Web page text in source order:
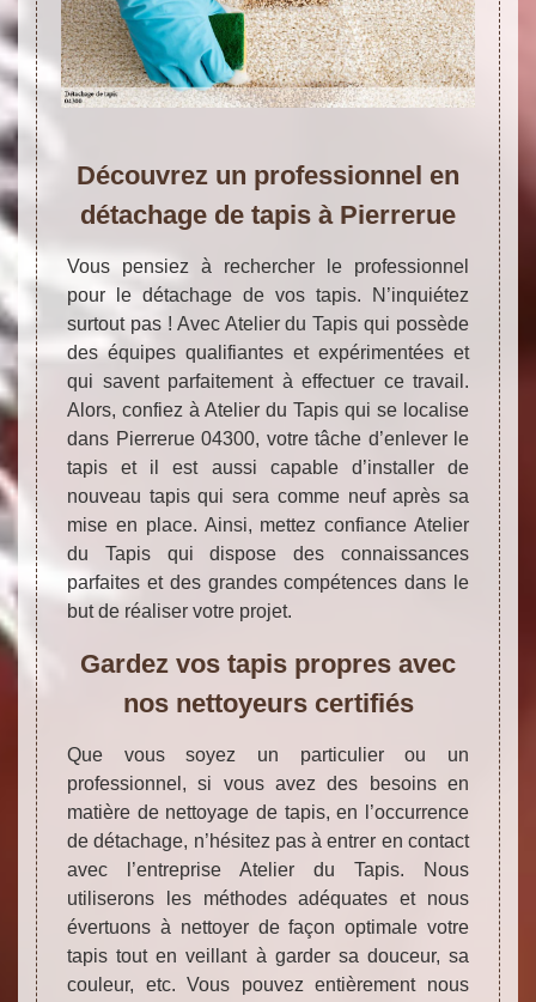
Découvrez un professionnel en
détachage de tapis à Pierrerue
Vous pensiez à rechercher le professionnel
pour le détachage de vos tapis. N’inquiétez
surtout pas ! Avec Atelier du Tapis qui possède
des équipes qualifiantes et expérimentées et
qui savent parfaitement à effectuer ce travail.
Alors, confiez à Atelier du Tapis qui se localise
dans Pierrerue 04300, votre tâche d’enlever le
tapis et il est aussi capable d’installer de
nouveau tapis qui sera comme neuf après sa
mise en place. Ainsi, mettez confiance Atelier
du Tapis qui dispose des connaissances
parfaites et des grandes compétences dans le
but de réaliser votre projet.
Gardez vos tapis propres avec
nos nettoyeurs certifiés
Que vous soyez un particulier ou un
professionnel, si vous avez des besoins en
matière de nettoyage de tapis, en l’occurrence
de détachage, n’hésitez pas à entrer en contact
avec l’entreprise Atelier du Tapis. Nous
utiliserons les méthodes adéquates et nous
évertuons à nettoyer de façon optimale votre
tapis tout en veillant à garder sa douceur, sa
couleur, etc. Vous pouvez entièrement nous